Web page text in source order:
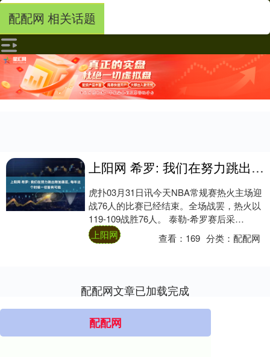
配配网 相关话题
上阳网 希罗: 我们在努力跳出附加赛区, 每年这个时候一切皆有可能
虎扑03月31日讯今天NBA常规赛热火主场迎
战76人的比赛已经结束。全场战罢，热火以
119-109战胜76人。 泰勒-希罗赛后采
访：“我不想说我们是附加赛之王，....
上阳网 查看： 169 分类：配配网
配配网文章已加载完成
配配网